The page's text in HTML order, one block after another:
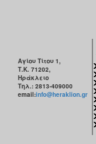
Αγίου Τίτου 1,
Τ.Κ. 71202,
Ηράκλειο
Τηλ.: 2813-409000
email:info@heraklion.gr